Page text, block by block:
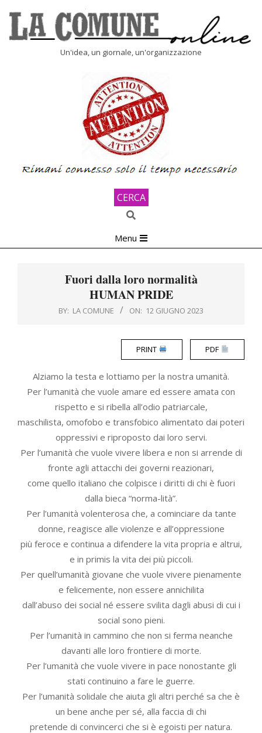
content
Un'idea, un giornale, un'organizzazione
CERCA
Search
Navigation
Menu
Fuori dalla loro normalità
HUMAN PRIDE
BY: LA COMUNE ON: 12 GIUGNO 2023
PRINT PDF
Alziamo la testa e lottiamo per la nostra umanità.
Per l’umanità che vuole amare ed essere amata con
rispetto e si ribella all’odio patriarcale,
maschilista, omofobo e transfobico alimentato dai poteri
oppressivi e riproposto dai loro servi.
Per l’umanità che vuole vivere libera e non si arrende di
fronte agli attacchi dei governi reazionari,
come quello italiano che colpisce i diritti di chi è fuori
dalla bieca “norma-lità”.
Per l’umanità volenterosa che, a cominciare da tante
donne, reagisce alle violenze e all’oppressione
più feroce e continua a difendere la vita propria e altrui,
e in primis la vita dei più piccoli.
Per quell’umanità giovane che vuole vivere pienamente
e felicemente, non essere annichilita
dall’abuso dei social né essere svilita dagli abusi di cui i
social sono pieni.
Per l’umanità in cammino che non si ferma neanche
davanti alle loro frontiere di morte.
Per l’umanità che vuole vivere in pace nonostante gli
stati continuino a fare le guerre.
Per l’umanità solidale che aiuta gli altri perché sa che è
un bene anche per sé, alla faccia di chi
pretende di convincerci che si è egoisti per natura.